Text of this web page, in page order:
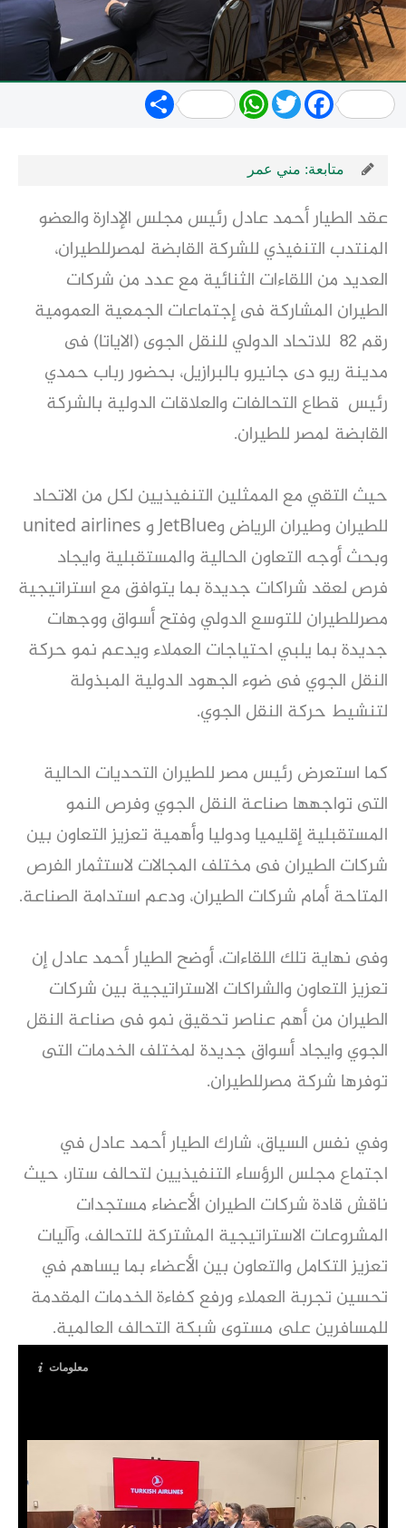
Share WhatsApp
TwitterFacebook
متابعة: مني عمر
عقد الطيار أحمد عادل رئيس مجلس الإدارة والعضو
المنتدب التنفيذي للشركة القابضة لمصرللطيران،
العديد من اللقاءات الثنائية مع عدد من شركات
الطيران المشاركة فى إجتماعات الجمعية العمومية
رقم 82 للاتحاد الدولي للنقل الجوى (الاياتا) فى
مدينة ريو دى جانيرو بالبرازيل، بحضور رباب حمدي
رئيس قطاع التحالفات والعلاقات الدولية بالشركة
القابضة لمصر للطيران.
حيث التقي مع الممثلين التنفيذيين لكل من الاتحاد
للطيران وطيران الرياض وJetBlue و united airlines
وبحث أوجه التعاون الحالية والمستقبلية وايجاد
فرص لعقد شراكات جديدة بما يتوافق مع استراتيجية
مصرللطيران للتوسع الدولي وفتح أسواق ووجهات
جديدة بما يلبي احتياجات العملاء ويدعم نمو حركة
النقل الجوي فى ضوء الجهود الدولية المبذولة
لتنشيط حركة النقل الجوي.
كما استعرض رئيس مصر للطيران التحديات الحالية
التى تواجهها صناعة النقل الجوي وفرص النمو
المستقبلية إقليميا ودوليا وأهمية تعزيز التعاون بين
شركات الطيران فى مختلف المجالات لاستثمار الفرص
المتاحة أمام شركات الطيران، ودعم استدامة الصناعة.
وفى نهاية تلك اللقاءات، أوضح الطيار أحمد عادل إن
تعزيز التعاون والشراكات الاستراتيجية بين شركات
الطيران من أهم عناصر تحقيق نمو فى صناعة النقل
الجوي وايجاد أسواق جديدة لمختلف الخدمات التى
توفرها شركة مصرللطيران.
وفي نفس السياق، شارك الطيار أحمد عادل في
اجتماع مجلس الرؤساء التنفيذيين لتحالف ستار، حيث
ناقش قادة شركات الطيران الأعضاء مستجدات
المشروعات الاستراتيجية المشتركة للتحالف، وآليات
تعزيز التكامل والتعاون بين الأعضاء بما يساهم في
تحسين تجربة العملاء ورفع كفاءة الخدمات المقدمة
للمسافرين على مستوى شبكة التحالف العالمية.
معلومات